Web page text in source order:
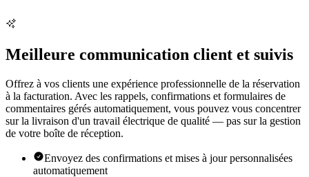
Meilleure communication client et suivis
Offrez à vos clients une expérience professionnelle de la réservation
à la facturation. Avec les rappels, confirmations et formulaires de
commentaires gérés automatiquement, vous pouvez vous concentrer
sur la livraison d'un travail électrique de qualité — pas sur la gestion
de votre boîte de réception.
Envoyez des confirmations et mises à jour personnalisées
automatiquement